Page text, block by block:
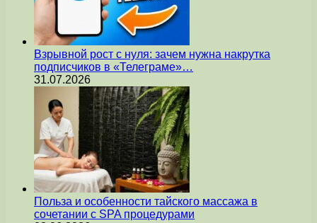
Взрывной рост с нуля: зачем нужна накрутка
подписчиков в «Телеграме»…
31.07.2026
Польза и особенности тайского массажа в
сочетании с SPA процедурами